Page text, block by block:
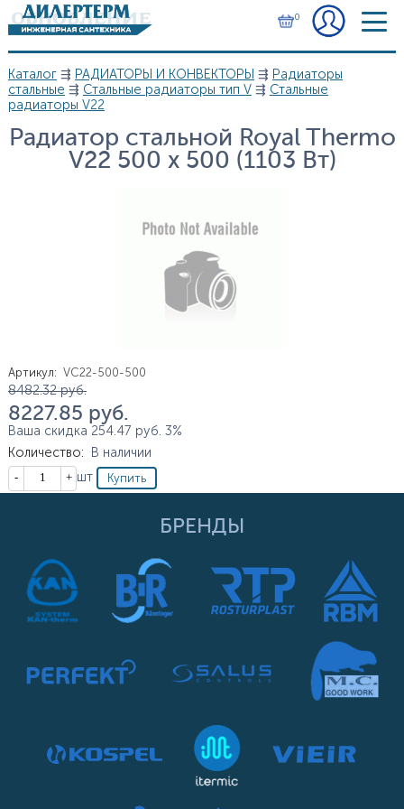
Перейти к основному содержанию
0
Вы здесь
Каталог⇶ РАДИАТОРЫ И КОНВЕКТОРЫ ⇶ Радиаторы
стальные ⇶ Стальные радиаторы тип V⇶ Стальные
радиаторы V22
Радиатор стальной Royal Thermo
V22 500 x 500 (1103 Вт)
Артикул: VC22-500-500
Цена
8 482.32 руб.
8 227.85 руб.
Ваша скидка 254.47 руб. 3%
Количество:
В наличии
Кол-во
шт
БРЕНДЫ